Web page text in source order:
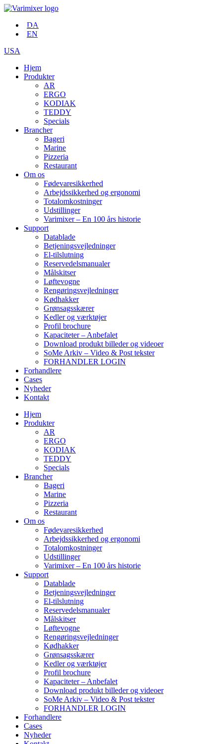
DA
EN
USA
Hjem
Produkter
AR
ERGO
KODIAK
TEDDY
Specials
Brancher
Bageri
Marine
Pizzeria
Restaurant
Om os
Fødevaresikkerhed
Arbejdssikkerhed og ergonomi
Totalomkostninger
Udstillinger
Varimixer – En 100 års historie
Support
Datablade
Betjeningsvejledninger
El-tilslutning
Reservedelsmanualer
Målskitser
Løftevogne
Rengøringsvejledninger
Kødhakker
Grønsagsskærer
Kedler og værktøjer
Profil brochure
Kapaciteter – Anbefalet
Download produkt billeder og videoer
SoMe Arkiv – Video & Post tekster
FORHANDLER LOGIN
Forhandlere
Cases
Nyheder
Kontakt
Hjem
Produkter
AR
ERGO
KODIAK
TEDDY
Specials
Brancher
Bageri
Marine
Pizzeria
Restaurant
Om os
Fødevaresikkerhed
Arbejdssikkerhed og ergonomi
Totalomkostninger
Udstillinger
Varimixer – En 100 års historie
Support
Datablade
Betjeningsvejledninger
El-tilslutning
Reservedelsmanualer
Målskitser
Løftevogne
Rengøringsvejledninger
Kødhakker
Grønsagsskærer
Kedler og værktøjer
Profil brochure
Kapaciteter – Anbefalet
Download produkt billeder og videoer
SoMe Arkiv – Video & Post tekster
FORHANDLER LOGIN
Forhandlere
Cases
Nyheder